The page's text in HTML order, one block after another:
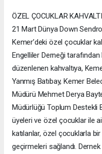
ÖZEL ÇOCUKLAR
21 Mart Dünya Down
Kemer’deki özel çocuklar
Engelliler Derneği
düzenlenen kahvaltıya,
Yanmış Batıbay, Kemer
Müdürü Mehmet Derya
Müdürlüğü Toplum Destekli
üyeleri ve özel çocuklar ile
katılanlar, özel çocuklarla
geçirmeleri sağlandı.